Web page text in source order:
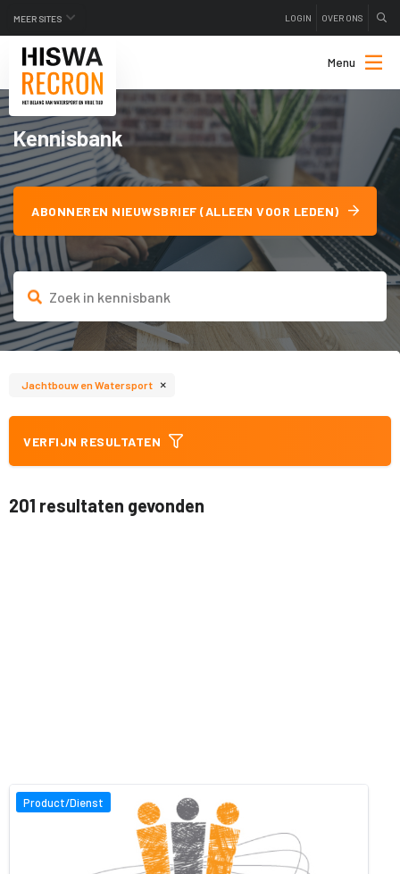
MEER SITES LOGIN OVER ONS
Menu
Kennisbank
ABONNEREN NIEUWSBRIEF (ALLEEN VOOR LEDEN)
Jachtbouw en Watersport ×
VERFIJN RESULTATEN
201 resultaten gevonden
Product/Dienst